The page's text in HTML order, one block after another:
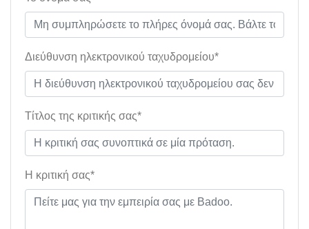
Διεύθυνση ηλεκτρονικού ταχυδρομείου*
Τίτλος της κριτικής σας*
Η κριτική σας*